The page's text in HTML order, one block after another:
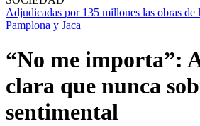
Adjudicadas por 135 millones las obras de
Pamplona y Jaca
“No me importa”:
clara que nunca
sentimental